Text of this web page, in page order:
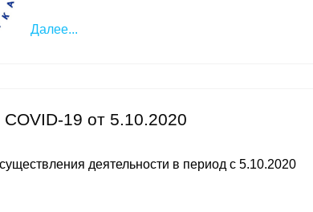
Далее...
COVID-19 от 5.10.2020
деятельности в период с 5.10.2020